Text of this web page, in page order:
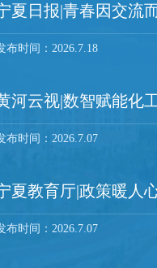
布时间：2026.7.18
布时间：2026.7.07
布时间：2026.7.07